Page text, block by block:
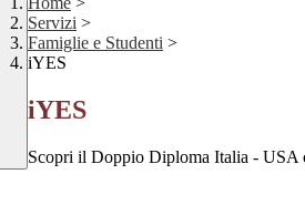
Servizi >
Famiglie e Studenti >
iYES
iYES
Scopri il Doppio Diploma Italia - USA